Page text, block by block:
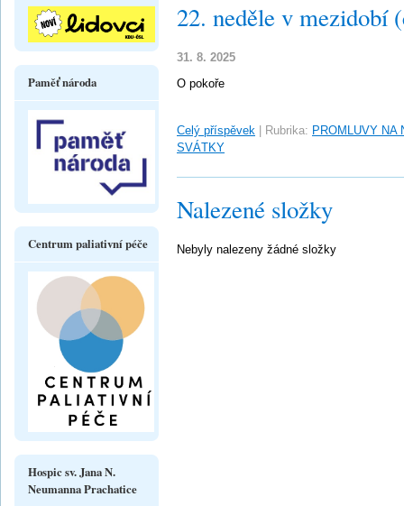
22. neděle v mezidobí
31. 8. 2025
O pokoře
Celý příspěvek Rubrika: PROMLUVY NA
SVÁTKY
Nalezené složky
Nebyly nalezeny žádné složky
Paměť národa
Centrum paliativní péče
Hospic sv. Jana N.
Neumanna Prachatice